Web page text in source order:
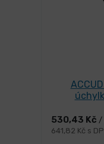
530,43 Kč /
641,82 Kč s